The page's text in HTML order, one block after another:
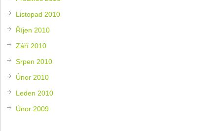
Listopad 2010
Říjen 2010
Září 2010
Srpen 2010
Únor 2010
Leden 2010
Únor 2009